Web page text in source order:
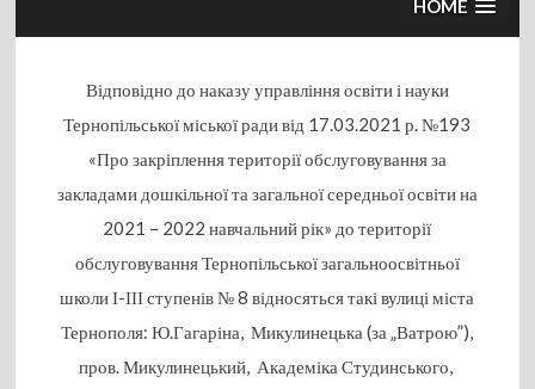
HOME
Відповідно до наказу управління освіти і науки
Тернопільської міської радивід 17.03.2021 р. №193
«Про закріплення території обслуговування за
закладами дошкільної та загальної середньої освіти на
2021 – 2022 навчальний рік» до території
обслуговування Тернопільської загальноосвітньої
школи І-ІІІ ступенів № 8 відносяться такі вулиці міста
Тернополя: Ю.Гагаріна, Микулинецька (за „Ватрою”),
пров. Микулинецький, Академіка Студинського,